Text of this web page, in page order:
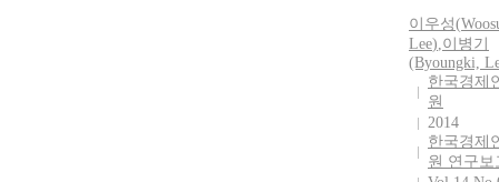
이우성(
Lee),이병기
(Byoungki,
한국경제
원
2014
한국경제
원 연구보